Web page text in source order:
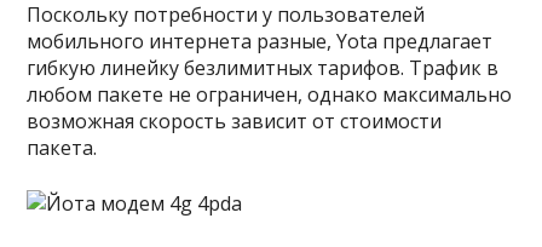
Поскольку потребности у пользователей
мобильного интернета разные, Yota предлагает
гибкую линейку безлимитных тарифов. Трафик в
любом пакете не ограничен, однако максимально
возможная скорость зависит от стоимости
пакета.